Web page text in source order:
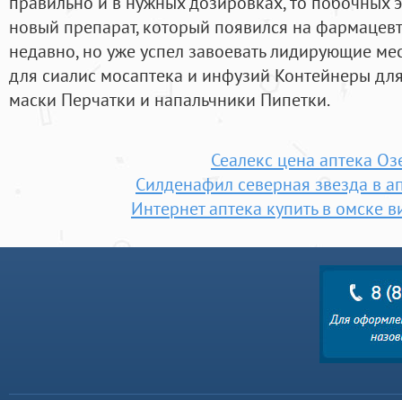
новый препарат, который появился на
недавно, но уже успел завоевать лидирующие
для сиалис мосаптека и инфузий Контейнеры
маски Перчатки и напальчники Пипетки.
Сеалекс цена аптека
Силденафил северная звезда в
Интернет аптека купить в омске